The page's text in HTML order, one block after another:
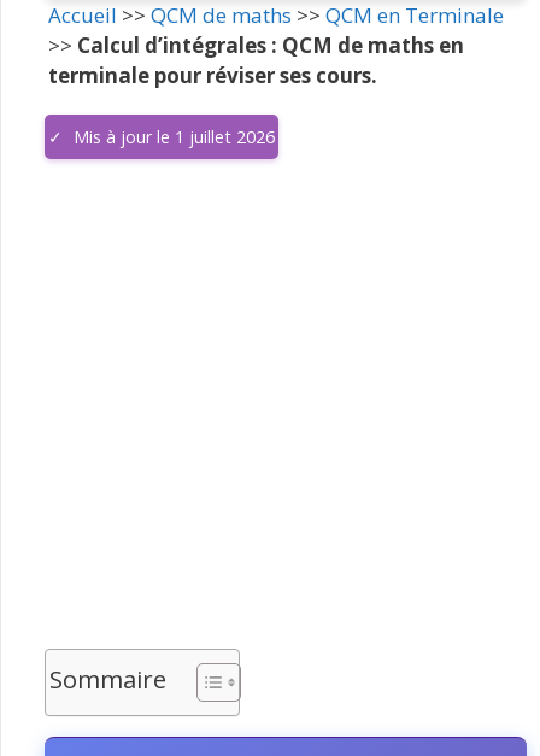
Accueil >> QCM de maths >> QCM en Terminale
>> Calcul d’intégrales : QCM de maths en
terminale pour réviser ses cours.
Mis à jour le 1 juillet 2026
Sommaire